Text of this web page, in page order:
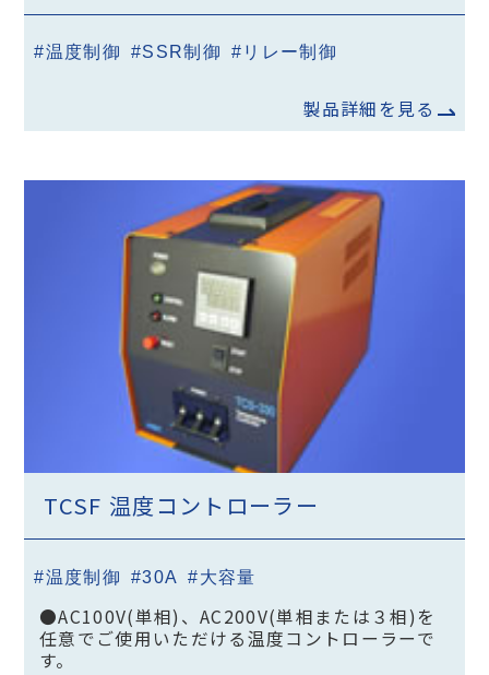
#温度制御 #SSR制御 #リレー制御
製品詳細を見る
TCSF 温度コントローラー
#温度制御 #30A #大容量
●AC100V(単相)、AC200V(単相または３相)を
任意でご使用いただける温度コントローラーで
す。